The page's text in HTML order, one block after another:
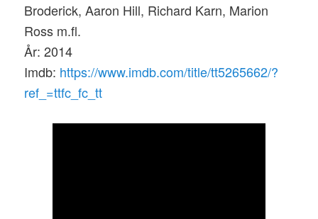
Broderick, Aaron Hill, Richard Karn, Marion
Ross m.fl.
År: 2014
Imdb: https://www.imdb.com/title/tt5265662/?
ref_=ttfc_fc_tt